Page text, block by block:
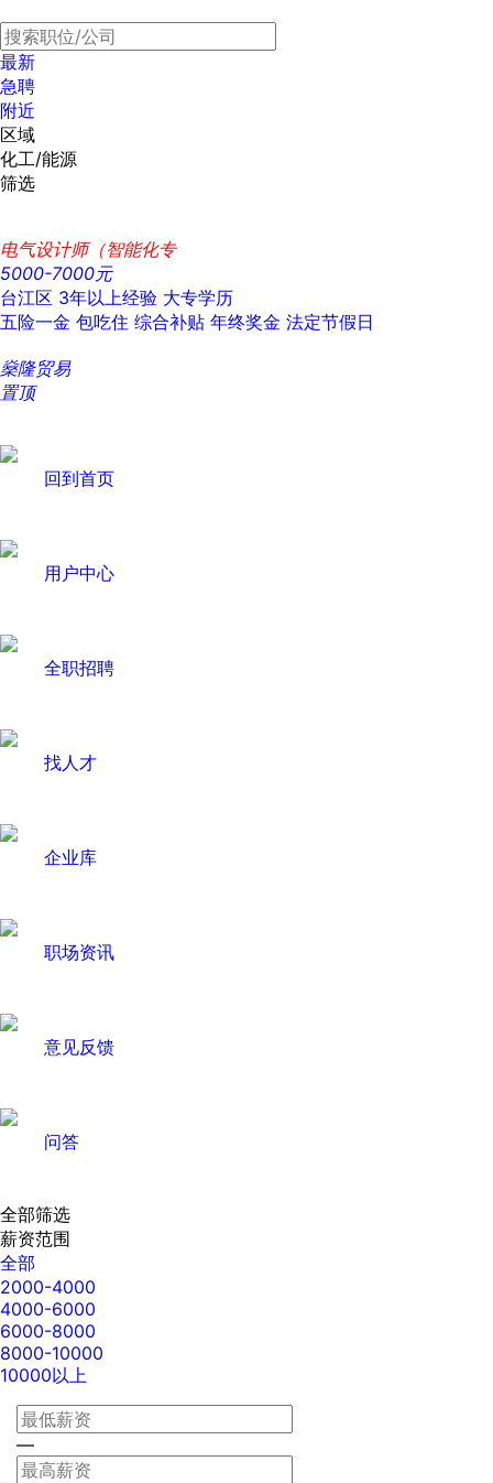
最新
急聘
附近
区域
化工/能源
筛选
电气设计师（智能化专
5000-7000元
台江区 3年以上经验 大专学历
五险一金 包吃住 综合补贴 年终奖金 法定节假日
燊隆贸易
置顶
回到首页
用户中心
全职招聘
找人才
企业库
职场资讯
意见反馈
问答
全部筛选
薪资范围
全部
2000-4000
4000-6000
6000-8000
8000-10000
10000以上
—